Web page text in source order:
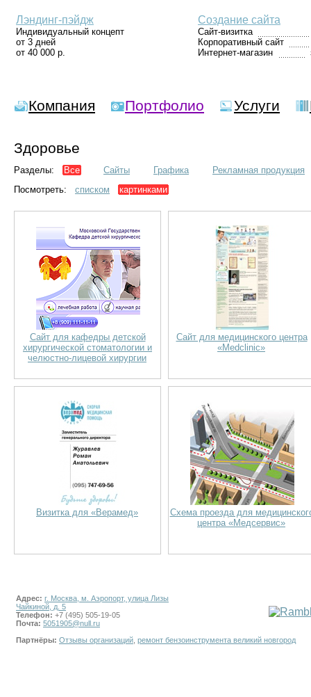
Лэндинг-пэйдж
Индивидуальный концепт
от 3 дней
от 40 000 р.
Создание сайта
Сайт-визитка
Корпоративный сайт
Интернет-магазин
Компания Портфолио Услуги
Здоровье
Разделы: Все Сайты Графика
Рекламная продукция
Посмотреть: списком картинками
Сайт для кафедры детской
хирургической стоматологии и
челюстно-лицевой хирургии
Сайт для медицинского центра
«Medclinic»
Визитка для «Верамед»
Схема проезда для
центра «Медсервис»
Адрес: г. Москва, м. Аэропорт, улица Лизы
Чайкиной, д. 5
Телефон: +7 (495) 505-19-05
Почта: 5051905@null.ru
Партнёры: Отзывы организаций ремонт бензоинструмента великий новгород